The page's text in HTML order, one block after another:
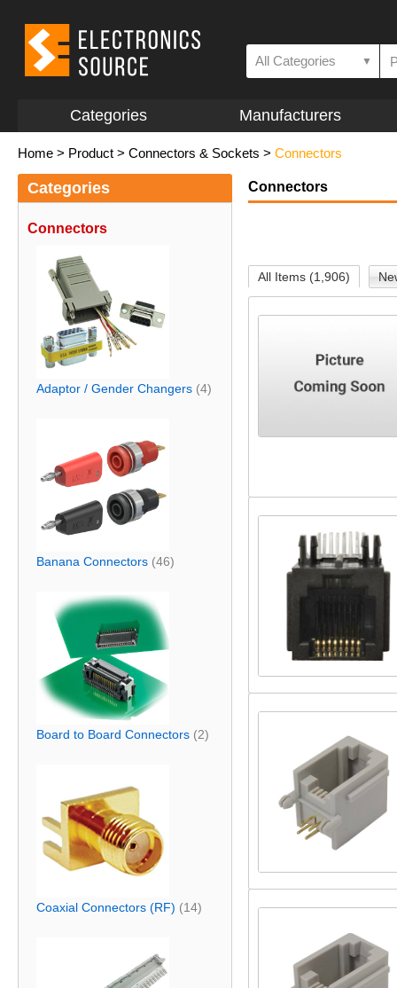
All Categories ▼
Categories Manufacturers
Home > Product > Connectors & Sockets > Connectors
Categories
Connectors
Adaptor / Gender Changers (4)
Banana Connectors (46)
Board to Board Connectors (2)
Coaxial Connectors (RF) (14)
Connectors
All Items (1,906)